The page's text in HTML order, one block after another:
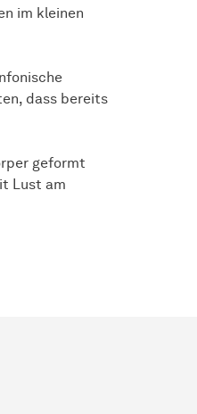
im kleinen
dass bereits
geformt
Lust am